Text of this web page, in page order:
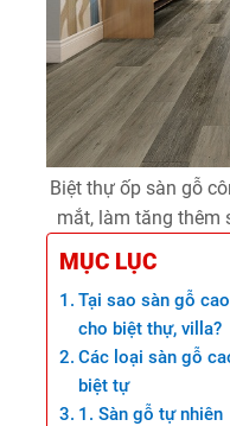
Biệt thự ốp sàn gỗ
mắt, làm tăng thêm
MỤC LỤC
Tại sao sàn gỗ
cho biệt thự, villa?
Các loại sàn gỗ
biệt tự
1. Sàn gỗ tự nhiên